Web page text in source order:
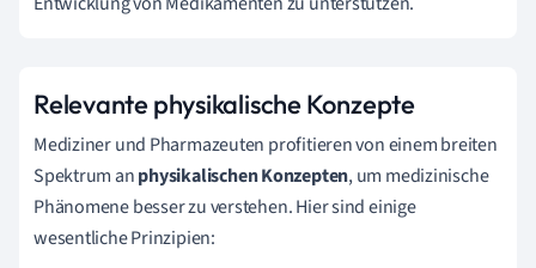
Relevante physikalische Konzepte
Mediziner und Pharmazeuten profitieren von einem breiten
Spektrum anphysikalischen Konzepten, um medizinische
Phänomene besser zu verstehen. Hier sind einige
wesentliche Prinzipien: